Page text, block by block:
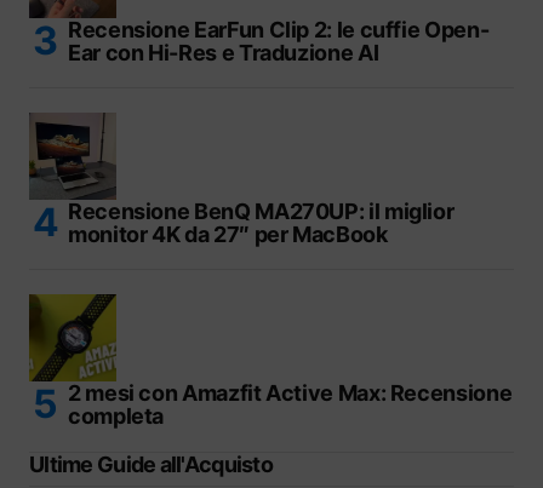
Recensione EarFun Clip 2: le cuffie Open-
Ear con Hi-Res e Traduzione AI
Recensione BenQ MA270UP: il miglior
monitor 4K da 27″ per MacBook
2 mesi con Amazfit Active Max: Recensione
completa
Ultime Guide all'Acquisto